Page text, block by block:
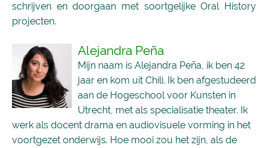
schrijven en doorgaan met soortgelijke Oral History
projecten.
Alejandra Peña
Mijn naam is Alejandra Peña, ik ben 42
jaar en kom uit Chili. Ik ben afgestudeerd
aan de Hogeschool voor Kunsten in
Utrecht, met als specialisatie theater. Ik
werk als docent drama en audiovisuele vorming in het
voortgezet onderwijs. Hoe mooi zou het zijn, als de